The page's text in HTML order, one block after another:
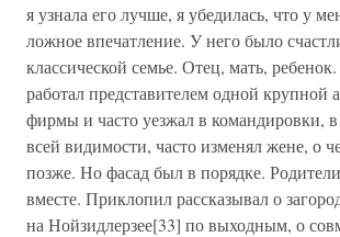
я узнала его лучше, я убедилась, что у
ложное впечатление. У него было
классической семье. Отец, мать,
работал представителем одной крупной
фирмы и часто уезжал в командировки,
всей видимости, часто изменял жене, о
позже. Но фасад был в порядке.
вместе. Приклопил рассказывал о
на Нойзидлерзее[33] по выходным, о